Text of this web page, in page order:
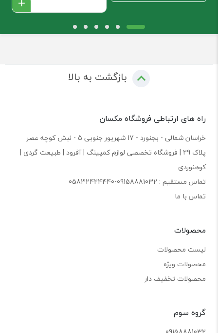
بازگشت به بالا
راه های ارتباطی فروشگاه مکسان
خراسان شمالی - بجنورد - 17 شهریور جنوبی 5 - نبش کوچه عصر
پلاک 29 | فروشگاه تخصصی لوازم کمپینگ | آفرود | طبیعت گردی |
کوهنوردی
تماس مستقیم : 09158881032-05832424440
تماس با ما
محصولات
لیست محصولات
محصولات ویژه
محصولات تخفیف دار
گروه سوم